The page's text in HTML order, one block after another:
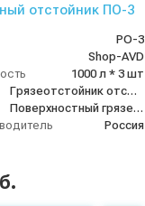
отстойник ПО-3
PO-3
Shop-AVD
1000 л * 3 шт
Грязеотстойник отстойник для автомойки
Поверхностный грязеотстойник отстойник
Россия